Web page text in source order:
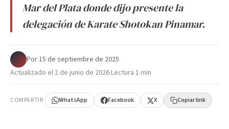
Mar del Plata donde dijo presente la
delegación de Karate Shotokan Pinamar.
Por·15 de septiembre de 2025·
Actualizado el 2 de junio de 2026·Lectura 1 min
COMPARTIR WhatsApp Facebook X Copiar link